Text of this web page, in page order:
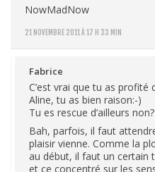
21 NOVEMBRE 2011 À 17 H 33 MIN
NowMadNow
Fabrice
C’est vrai que tu as
Aline, tu as bien raison:-)
Tu es rescue d’ailleurs non?
Bah, parfois, il faut
plaisir vienne. Comme la
au début, il faut un certain
et ce concentré sur les